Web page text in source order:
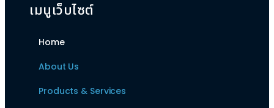
เมนูเว็บไซต์
Home
About Us
Products & Services